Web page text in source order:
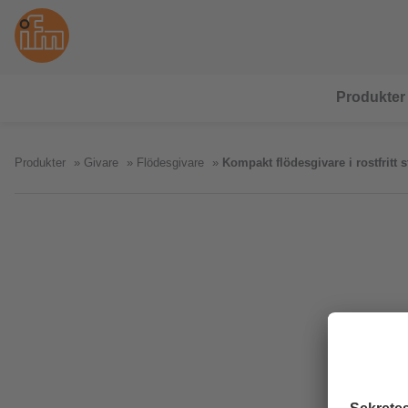
Produkter
Produkter Givare Flödesgivare Kompakt flödesgivare i rostfritt